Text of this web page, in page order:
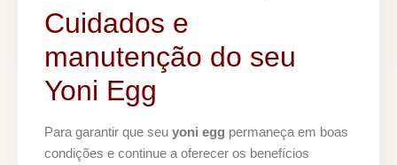
Cuidados e
manutenção do seu
Yoni Egg
Para garantir que seu yoni egg permaneça em boas
condições e continue a oferecer os benefícios